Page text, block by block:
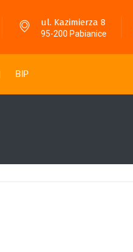
ul. Kazimierza 8
95-200 Pabianice
BIP